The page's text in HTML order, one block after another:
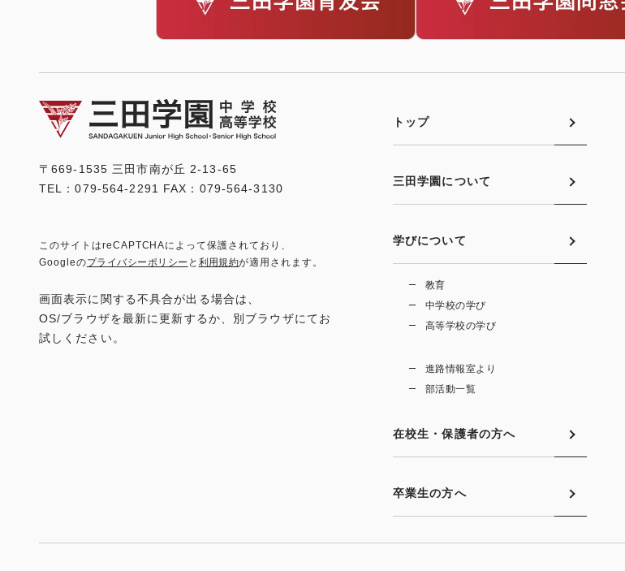
〒669-1535 三田市南が丘 2-13-65
TEL：079-564-2291 FAX：079-564-3130
このサイトはreCAPTCHAによって保護されており、
Googleのプライバシーポリシー と 利用規約が適用されます。
画面表示に関する不具合が出る場合は、
OS/ブラウザを最新に更新するか、別ブラウザにてお
試しください。
トップ
三田学園について
学びについて
教育
中学校の学び
高等学校の学び
進路情報室より
部活動一覧
在校生・保護者の方へ
卒業生の方へ